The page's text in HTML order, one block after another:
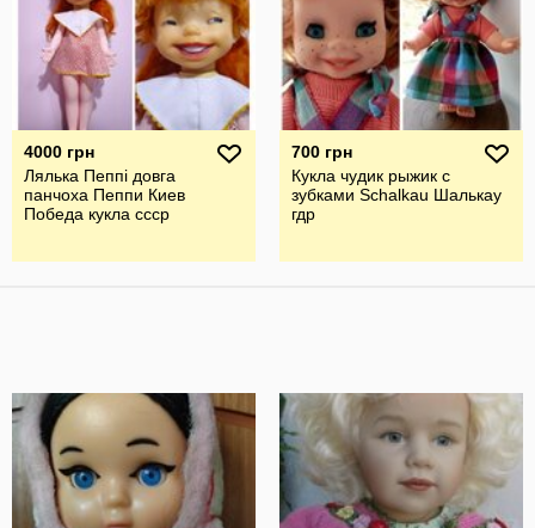
4000 грн
Лялька Пеппі довга
панчоха Пеппи Киев
Победа кукла ссср
700 грн
Кукла чудик рыжик с
зубками Schalkau Шалькау
гдр